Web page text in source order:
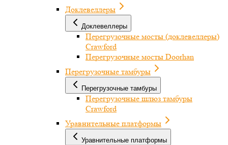
Доклевеллеры
Доклевеллеры
Перегрузочные мосты (доклевеллеры)
Crawford
Перегрузочные мосты Doorhan
Перегрузочные тамбуры
Перегрузочные тамбуры
Перегрузочные шлюз тамбуры
Crawford
Уравнительные платформы
Уравнительные платформы